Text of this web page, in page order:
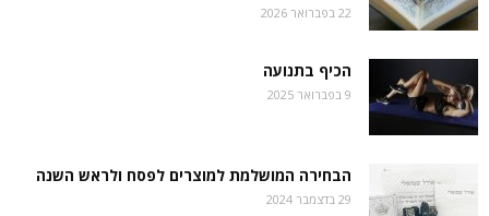
22 בפברואר 2026
הכיף בתנועה
9 בפברואר 2025
הבחירה המושלמת למוצרים לפסח ולראש השנה
29 בדצמבר 2024